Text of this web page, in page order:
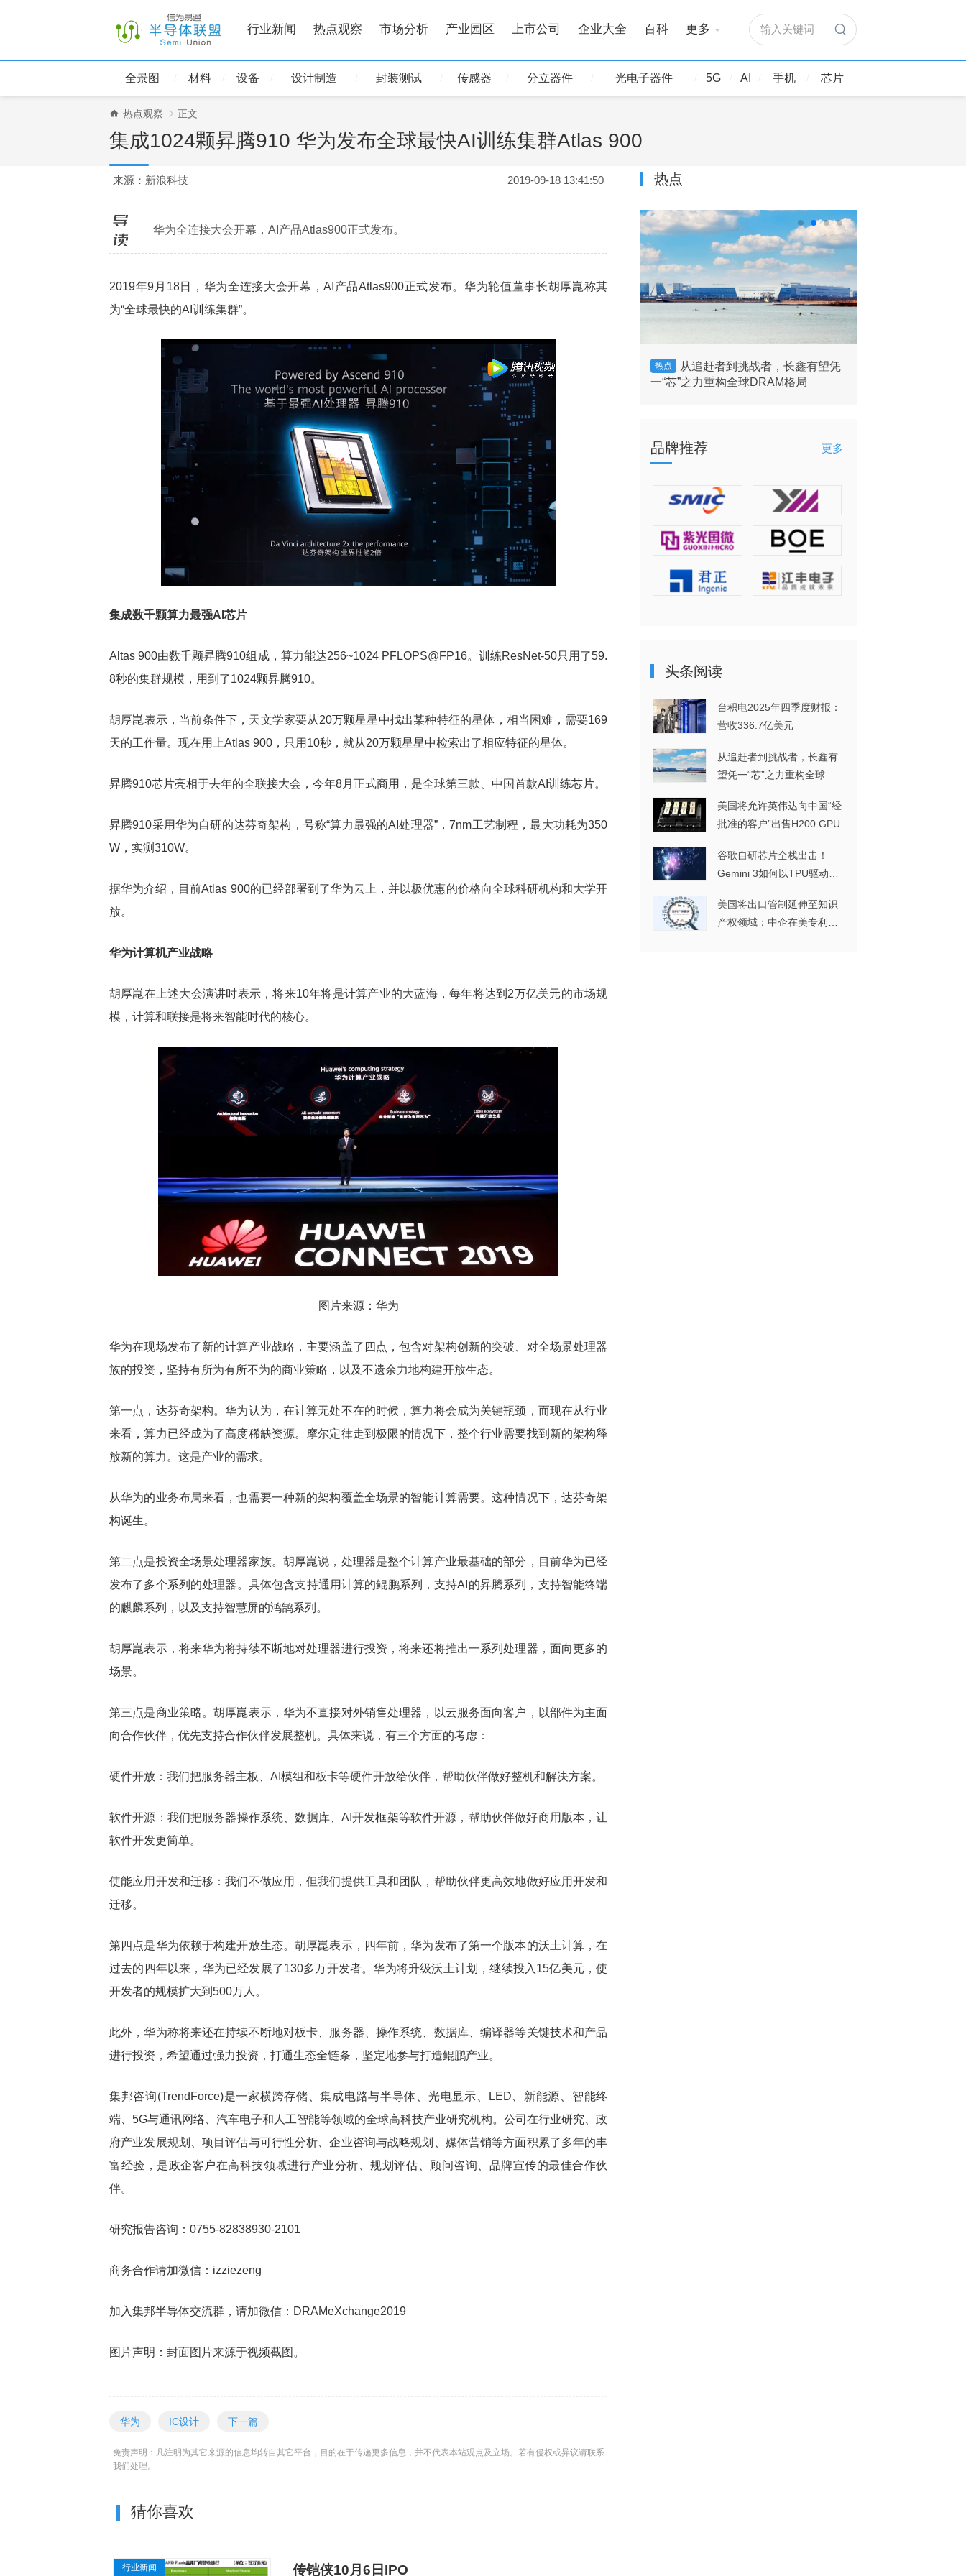
行业新闻 热点观察 市场分析 产业园区 上市公司 企业大全 百科 更多 输入关键词
全景图 材料 设备 设计制造 封装测试 传感器 分立器件 光电子器件 5G AI 手机 芯片
热点观察 正文
集成1024颗昇腾910 华为发布全球最快AI训练集群Atlas 900
来源：新浪科技 2019-09-18 13:41:50
华为全连接大会开幕，AI产品Atlas900正式发布。
2019年9月18日，华为全连接大会开幕，AI产品Atlas900正式发布。华为轮值董事长胡厚崑称其
为“全球最快的AI训练集群”。
集成数千颗算力最强AI芯片
Altas 900由数千颗昇腾910组成，算力能达256~1024 PFLOPS@FP16。训练ResNet-50只用了59.
8秒的集群规模，用到了1024颗昇腾910。
胡厚崑表示，当前条件下，天文学家要从20万颗星星中找出某种特征的星体，相当困难，需要169
天的工作量。现在用上Atlas 900，只用10秒，就从20万颗星星中检索出了相应特征的星体。
昇腾910芯片亮相于去年的全联接大会，今年8月正式商用，是全球第三款、中国首款AI训练芯片。
昇腾910采用华为自研的达芬奇架构，号称“算力最强的AI处理器”，7nm工艺制程，最大功耗为350
W，实测310W。
据华为介绍，目前Atlas 900的已经部署到了华为云上，并以极优惠的价格向全球科研机构和大学开
放。
华为计算机产业战略
胡厚崑在上述大会演讲时表示，将来10年将是计算产业的大蓝海，每年将达到2万亿美元的市场规
模，计算和联接是将来智能时代的核心。
图片来源：华为
华为在现场发布了新的计算产业战略，主要涵盖了四点，包含对架构创新的突破、对全场景处理器
族的投资，坚持有所为有所不为的商业策略，以及不遗余力地构建开放生态。
第一点，达芬奇架构。华为认为，在计算无处不在的时候，算力将会成为关键瓶颈，而现在从行业
来看，算力已经成为了高度稀缺资源。摩尔定律走到极限的情况下，整个行业需要找到新的架构释
放新的算力。这是产业的需求。
从华为的业务布局来看，也需要一种新的架构覆盖全场景的智能计算需要。这种情况下，达芬奇架
构诞生。
第二点是投资全场景处理器家族。胡厚崑说，处理器是整个计算产业最基础的部分，目前华为已经
发布了多个系列的处理器。具体包含支持通用计算的鲲鹏系列，支持AI的昇腾系列，支持智能终端
的麒麟系列，以及支持智慧屏的鸿鹄系列。
胡厚崑表示，将来华为将持续不断地对处理器进行投资，将来还将推出一系列处理器，面向更多的
场景。
第三点是商业策略。胡厚崑表示，华为不直接对外销售处理器，以云服务面向客户，以部件为主面
向合作伙伴，优先支持合作伙伴发展整机。具体来说，有三个方面的考虑：
硬件开放：我们把服务器主板、AI模组和板卡等硬件开放给伙伴，帮助伙伴做好整机和解决方案。
软件开源：我们把服务器操作系统、数据库、AI开发框架等软件开源，帮助伙伴做好商用版本，让
软件开发更简单。
使能应用开发和迁移：我们不做应用，但我们提供工具和团队，帮助伙伴更高效地做好应用开发和
迁移。
第四点是华为依赖于构建开放生态。胡厚崑表示，四年前，华为发布了第一个版本的沃土计算，在
过去的四年以来，华为已经发展了130多万开发者。华为将升级沃土计划，继续投入15亿美元，使
开发者的规模扩大到500万人。
此外，华为称将来还在持续不断地对板卡、服务器、操作系统、数据库、编译器等关键技术和产品
进行投资，希望通过强力投资，打通生态全链条，坚定地参与打造鲲鹏产业。
集邦咨询(TrendForce)是一家横跨存储、集成电路与半导体、光电显示、LED、新能源、智能终
端、5G与通讯网络、汽车电子和人工智能等领域的全球高科技产业研究机构。公司在行业研究、政
府产业发展规划、项目评估与可行性分析、企业咨询与战略规划、媒体营销等方面积累了多年的丰
富经验，是政企客户在高科技领域进行产业分析、规划评估、顾问咨询、品牌宣传的最佳合作伙
伴。
研究报告咨询：0755-82838930-2101
商务合作请加微信：izziezeng
加入集邦半导体交流群，请加微信：DRAMeXchange2019
图片声明：封面图片来源于视频截图。
华为 IC设计 下一篇
免责声明：凡注明为其它来源的信息均转自其它平台，目的在于传递更多信息，并不代表本站观点及立场。若有侵权或异议请联系
我们处理。
猜你喜欢
行业新闻 传铠侠10月6日IPO
热点
3如何以TPU驱动实现多模态突破？
台积电2025年四季度财报：营收
336.7亿美元
热点
从追赶者到挑战者，长鑫有望凭
一“芯”之力重构全球DRAM格局
品牌推荐 更多
头条阅读
台积电2025年四季度财报：
营收336.7亿美元
从追赶者到挑战者，长鑫有
望凭一“芯”之力重构全球
美国将允许英伟达向中国“经
批准的客户”出售H200 GPU
谷歌自研芯片全栈出击！
Gemini 3如何以TPU驱动实
美国将出口管制延伸至知识
产权领域：中企在美专利维